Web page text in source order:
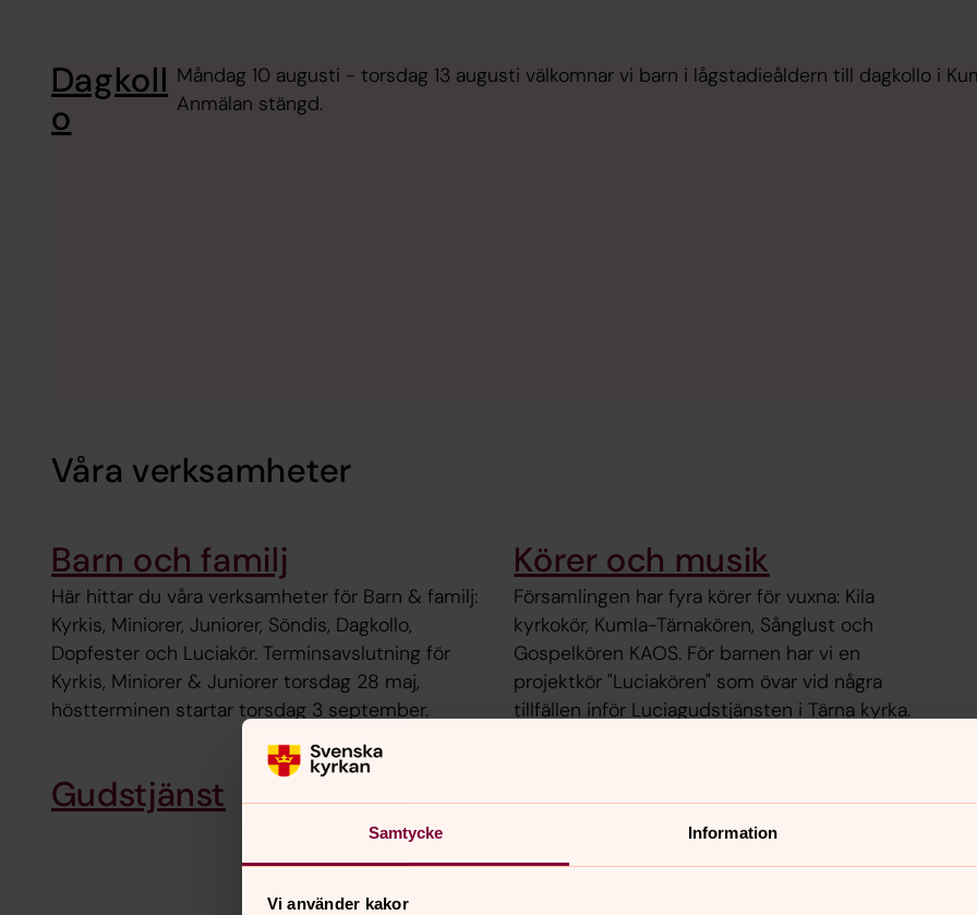
Samtycke Information
Vi använder kakor
Dagkoll
o
Måndag 10 augusti - torsdag 13 augusti välkomnar vi barn i lågstadieåldern till dagkollo i
Anmälan stängd.
Våra verksamheter
Barn och familj
Här hittar du våra verksamheter för Barn & familj:
Kyrkis, Miniorer, Juniorer, Söndis, Dagkollo,
Dopfester och Luciakör. Terminsavslutning för
Kyrkis, Miniorer & Juniorer torsdag 28 maj,
höstterminen startar torsdag 3 september.
Körer och musik
Församlingen har fyra körer för vuxna: Kila
kyrkokör, Kumla-Tärnakören, Sånglust och
Gospelkören KAOS. För barnen har vi en
projektkör "Luciakören" som övar vid några
tillfällen inför Luciagudstjänsten i Tärna kyrka.
Gudstjänst Ungdom &
Hur kan man tro på Gud?
man förlåta någon som
vara felfri? Konfirmation